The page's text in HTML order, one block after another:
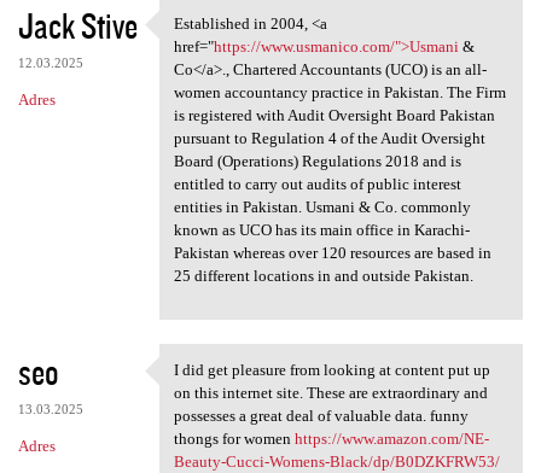
Jack Stive
12.03.2025
Adres
Established in 2004, <a href=
Established in 2004, <a
href="https://www.usmanico.com/">Usmani &
Co</a>., Chartered Accountants (UCO) is an all-
women accountancy practice in Pakistan. The Firm
is registered with Audit Oversight Board Pakistan
pursuant to Regulation 4 of the Audit Oversight
Board (Operations) Regulations 2018 and is
entitled to carry out audits of public interest
entities in Pakistan. Usmani & Co. commonly
known as UCO has its main office in Karachi-
Pakistan whereas over 120 resources are based in
25 different locations in and outside Pakistan.
seo
13.03.2025
Adres
I did get pleasure from
I did get pleasure from looking at content put up
on this internet site. These are extraordinary and
possesses a great deal of valuable data. funny
thongs for women https://www.amazon.com/NE-
Beauty-Cucci-Womens-Black/dp/B0DZKFRW53/